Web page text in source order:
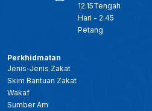
12.15Tengah
Hari - 2.45
Petang
Perkhidmatan
Jenis-Jenis Zakat
Skim Bantuan Zakat
Wakaf
Sumber Am